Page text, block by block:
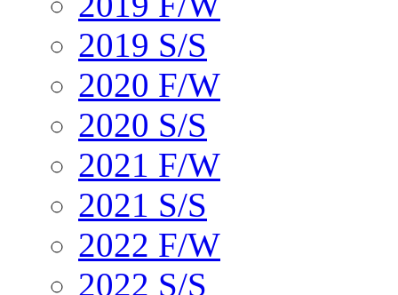
2019 S/S
2020 F/W
2020 S/S
2021 F/W
2021 S/S
2022 F/W
2022 S/S